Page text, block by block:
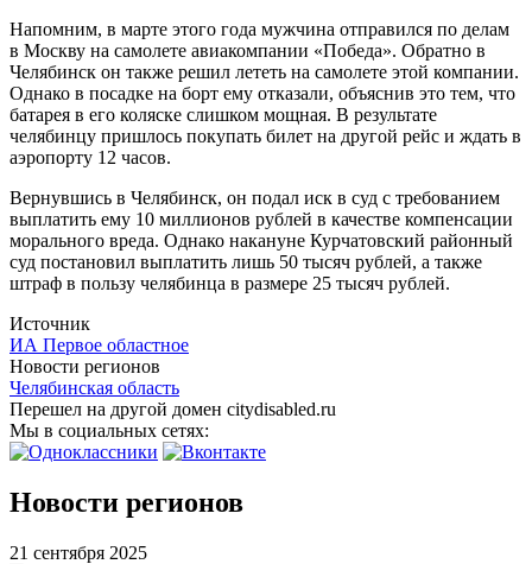
Напомним, в марте этого года мужчина отправился по делам
в Москву на самолете авиакомпании «Победа». Обратно в
Челябинск он также решил лететь на самолете этой компании.
Однако в посадке на борт ему отказали, объяснив это тем, что
батарея в его коляске слишком мощная. В результате
челябинцу пришлось покупать билет на другой рейс и ждать в
аэропорту 12 часов.
Вернувшись в Челябинск, он подал иск в суд с требованием
выплатить ему 10 миллионов рублей в качестве компенсации
морального вреда. Однако накануне Курчатовский районный
суд постановил выплатить лишь 50 тысяч рублей, а также
штраф в пользу челябинца в размере 25 тысяч рублей.
Источник
ИА Первое областное
Новости регионов
Челябинская область
Перешел на другой домен citydisabled.ru
Мы в социальных сетях:
Новости регионов
21 сентября 2025